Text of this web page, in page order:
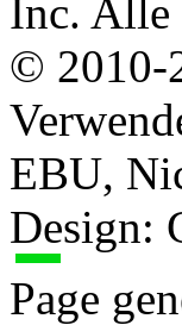
Inc. Alle
© 2010-
EBU,
Design:
Page